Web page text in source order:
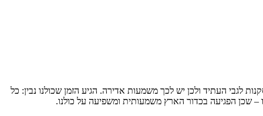
לגבי העתיד ולכן יש לכך משמעות אדירה. הגיע הזמן שכולנו נבין: כל
– שכן הפגיעה בכדור הארץ משמעותית ומשפיעה על כולנו.